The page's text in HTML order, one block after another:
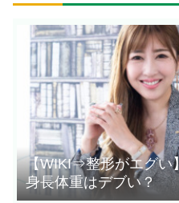
【WIKI⇒整形がエグい
身長体重はデブい？